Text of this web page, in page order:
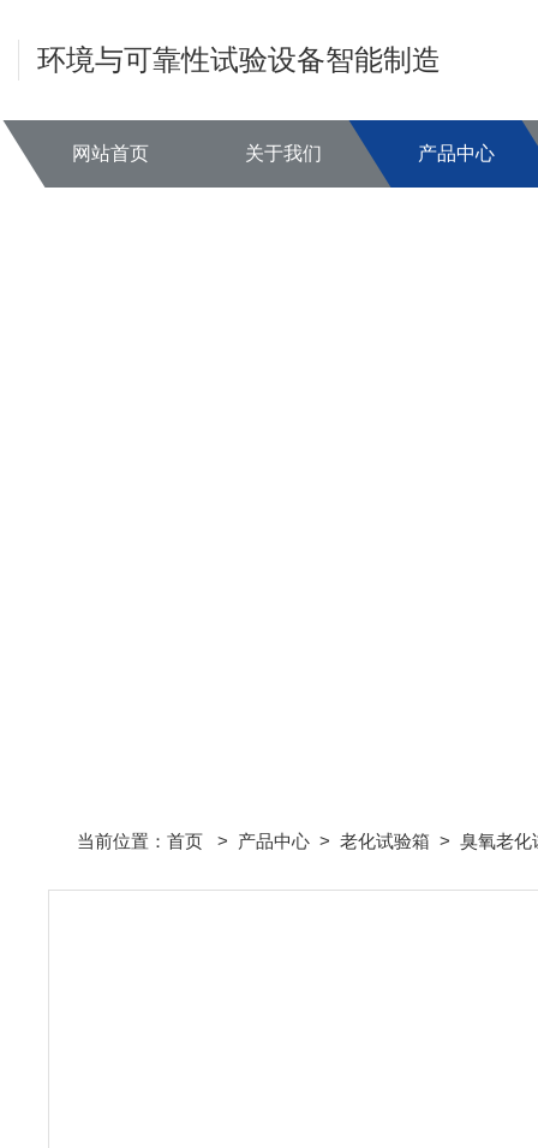
环境与可靠性试验设备智能制造
网站首页 关于我们 产品中心
当前位置： 首页 > 产品中心 > 老化试验箱 > 臭氧老化